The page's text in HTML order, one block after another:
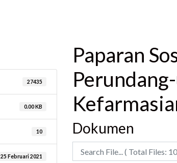
27435
0.00 KB
10
25 Februari 2021
Paparan
Dokumen